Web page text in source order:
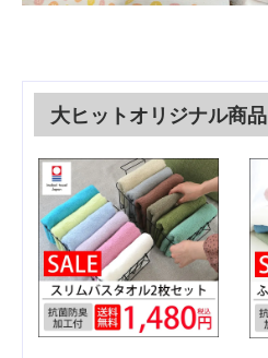
大ヒットオリジナル商品